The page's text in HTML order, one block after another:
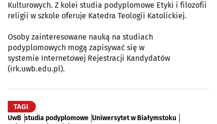
Kulturowych. Z kolei studia podyplomowe Etyki i filozofii
religii w szkole oferuje Katedra Teologii Katolickiej.
Osoby zainteresowane nauką na studiach
podyplomowych mogą zapisywać się w
systemie Internetowej Rejestracji Kandydatów
(irk.uwb.edu.pl).
TAGI
UwB studia podyplomowe Uniwersytet w Białymstoku